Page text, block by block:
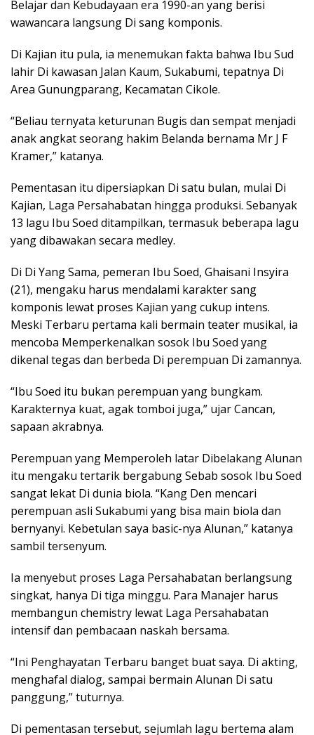
Belajar dan Kebudayaan era 1990-an yang berisi
wawancara langsung Di sang komponis.
Di Kajian itu pula, ia menemukan fakta bahwa Ibu Sud
lahir Di kawasan Jalan Kaum, Sukabumi, tepatnya Di
Area Gunungparang, Kecamatan Cikole.
“Beliau ternyata keturunan Bugis dan sempat menjadi
anak angkat seorang hakim Belanda bernama Mr J F
Kramer,” katanya.
Pementasan itu dipersiapkan Di satu bulan, mulai Di
Kajian, Laga Persahabatan hingga produksi. Sebanyak
13 lagu Ibu Soed ditampilkan, termasuk beberapa lagu
yang dibawakan secara medley.
Di Di Yang Sama, pemeran Ibu Soed, Ghaisani Insyira
(21), mengaku harus mendalami karakter sang
komponis lewat proses Kajian yang cukup intens.
Meski Terbaru pertama kali bermain teater musikal, ia
mencoba Memperkenalkan sosok Ibu Soed yang
dikenal tegas dan berbeda Di perempuan Di zamannya.
“Ibu Soed itu bukan perempuan yang bungkam.
Karakternya kuat, agak tomboi juga,” ujar Cancan,
sapaan akrabnya.
Perempuan yang Memperoleh latar Dibelakang Alunan
itu mengaku tertarik bergabung Sebab sosok Ibu Soed
sangat lekat Di dunia biola. “Kang Den mencari
perempuan asli Sukabumi yang bisa main biola dan
bernyanyi. Kebetulan saya basic-nya Alunan,” katanya
sambil tersenyum.
Ia menyebut proses Laga Persahabatan berlangsung
singkat, hanya Di tiga minggu. Para Manajer harus
membangun chemistry lewat Laga Persahabatan
intensif dan pembacaan naskah bersama.
“Ini Penghayatan Terbaru banget buat saya. Di akting,
menghafal dialog, sampai bermain Alunan Di satu
panggung,” tuturnya.
Di pementasan tersebut, sejumlah lagu bertema alam